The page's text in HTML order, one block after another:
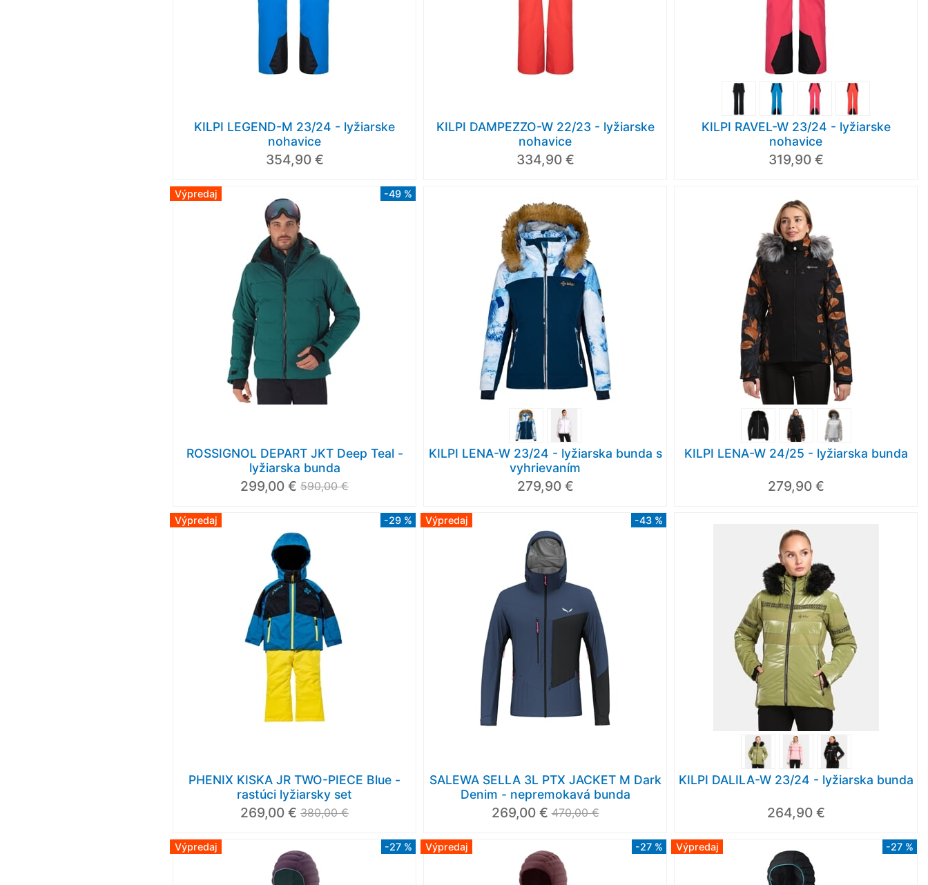
KILPI LEGEND-M 23/24 - lyžiarske
nohavice
354,90 €
KILPI DAMPEZZO-W 22/23 - lyžiarske
nohavice
334,90 €
KILPI RAVEL-W 23/24 - lyžiarske
nohavice
319,90 €
Výpredaj -49 %
ROSSIGNOL DEPART JKT Deep Teal -
lyžiarska bunda
299,00 € 590,00 €
KILPI LENA-W 23/24 - lyžiarska bunda s
vyhrievaním
279,90 €
KILPI LENA-W 24/25 - lyžiarska bunda
279,90 €
Výpredaj -29 %
PHENIX KISKA JR TWO-PIECE Blue -
rastúci lyžiarsky set
269,00 € 380,00 €
Výpredaj -43 %
SALEWA SELLA 3L PTX JACKET M Dark
Denim - nepremokavá bunda
269,00 € 470,00 €
KILPI DALILA-W 23/24 - lyžiarska bunda
264,90 €
Výpredaj -27 % Výpredaj -27 % Výpredaj -27 %